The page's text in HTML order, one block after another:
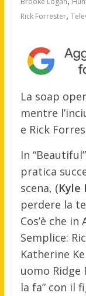
Rick Forrester,
La soap
mentre
e Rick
In
pratica
scena, (Kyle
perdere la
Cos’è che
Semplice:
Katherine
uomo Ridge
la fa” con il